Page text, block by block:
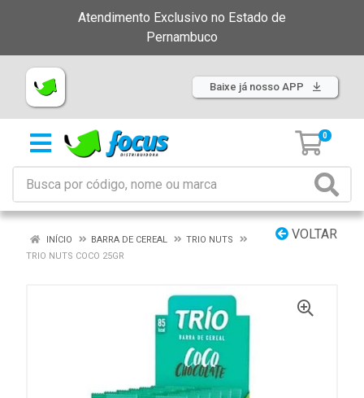
Atendimento Exclusivo no Estado de
Pernambuco
Baixe já nosso APP
0
VOLTAR
INÍCIO BARRA DE CEREAL
TRIO NUTS
TRIO NUTS COCO 25GR